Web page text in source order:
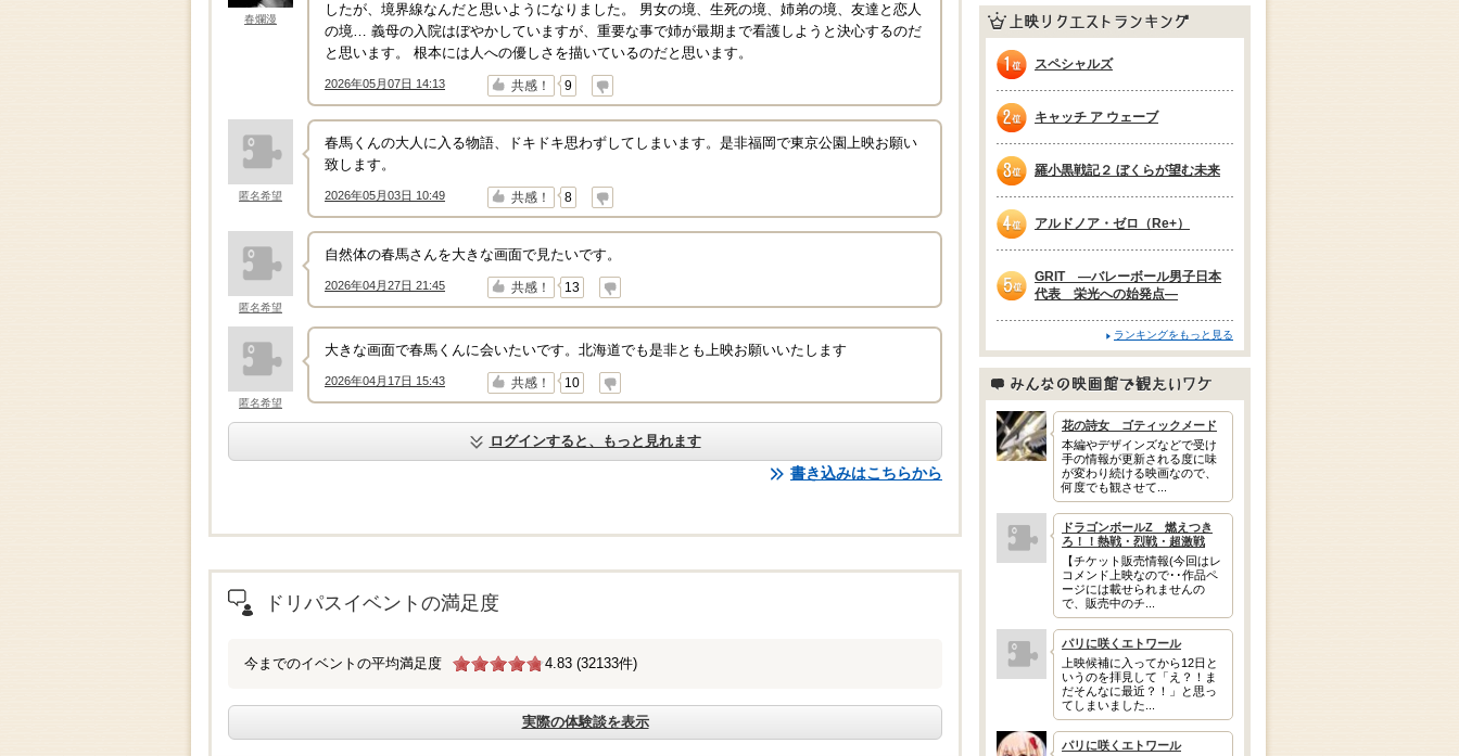
春爛漫
したが、境界線なんだと思いようになりました。 男女の境、生死の境、姉弟の境、友達と恋人
の境… 義母の入院はぼやかしていますが、重要な事で姉が最期まで看護しようと決心するのだ
と思います。 根本には人への優しさを描いているのだと思います。
2026年05月07日 14:13
↑ 共感！ 9
↓
匿名希望
春馬くんの大人に入る物語、ドキドキ思わずしてしまいます。是非福岡で東京公園上映お願い
致します。
2026年05月03日 10:49
↑ 共感！ 8
↓
匿名希望
自然体の春馬さんを大きな画面で見たいです。
2026年04月27日 21:45
↑ 共感！ 13
↓
匿名希望
大きな画面で春馬くんに会いたいです。北海道でも是非とも上映お願いいたします
2026年04月17日 15:43
↑ 共感！ 10
↓
ログインすると、もっと見れます
書き込みはこちらから
ドリパスイベントの満足度
今までのイベントの平均満足度 4.83 (32133件)
実際の体験談を表示
上映リクエストランキング
1位
スペシャルズ
2位
キャッチ ア ウェーブ
3位
羅小黒戦記２ ぼくらが望む未来
4位
アルドノア・ゼロ（Re+）
GRIT —バレーボール男子日本
代表 栄光への始発点—
ランキングをもっと見る
みんなの映画館で観たいワケ
花の詩女 ゴティックメード
本編やデザインズなどで受け
手の情報が更新される度に味
が変わり続ける映画なので、
何度でも観させて...
ドラゴンボールZ 燃えつき
ろ！！熱戦・烈戦・超激戦
【チケット販売情報(今回はレ
コメンド上映なので･･作品ペ
ージには載せられませんの
で、販売中のチ...
パリに咲くエトワール
上映候補に入ってから12日と
いうのを拝見して「え？！ま
だそんなに最近？！」と思っ
てしまいました...
パリに咲くエトワール